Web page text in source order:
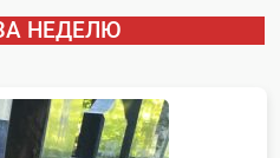
НЕДЕЛЮ